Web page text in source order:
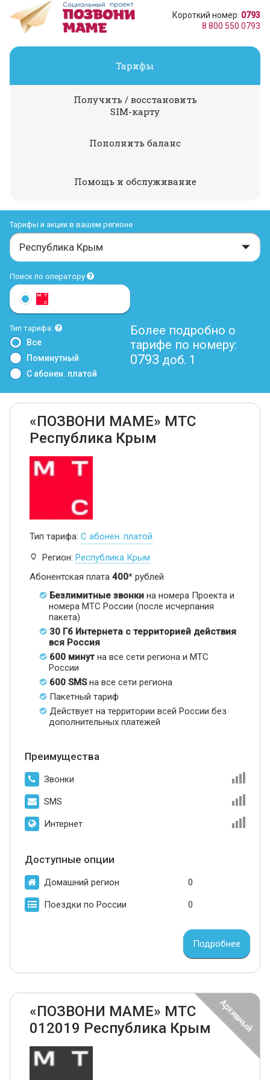
Короткий номер: 0793
8 800 550 0793
Тарифы
Получить / восстановить
SIM-карту
Пополнить баланс
Помощь и обслуживание
Тарифы и акции в вашем регионе
Республика Крым
Поиск по оператору
Тип тарифа:
Все
Поминутный
С абонен. платой
Более подробно о
тарифе по номеру:
0793 доб. 1
«ПОЗВОНИ МАМЕ» МТС
Республика Крым
Тип тарифа: С абонен. платой
Регион: Республика Крым
Абонентская плата 400* рублей
Безлимитные звонки на номера Проекта и
номера МТС России (после исчерпания
пакета)
30 Гб Интернета с территорией действия
вся Россия
600 минут на все сети региона и МТС
России
600 SMSна все сети региона
Пакетный тариф
Действует на территории всей России без
дополнительных платежей
Преимущества
Звонки
SMS
Интернет
Доступные опции
Домашний регион 0
Поездки по России 0
Подробнее
«ПОЗВОНИ МАМЕ» МТС
012019 Республика Крым